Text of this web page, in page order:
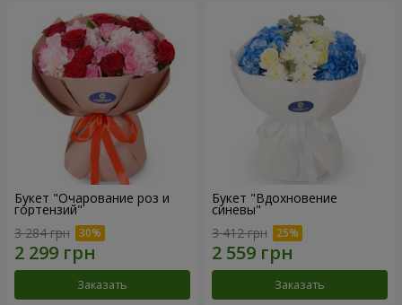
Букет "Очарование роз и
гортензий"
3 284 грн
Заказать
Букет "Вдохновение
синевы"
3 412 грн
Заказать